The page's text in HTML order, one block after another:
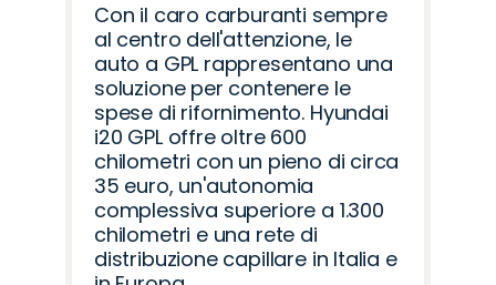
Con il caro carburanti sempre
al centro dell'attenzione, le
auto a GPL rappresentano una
soluzione per contenere le
spese di rifornimento. Hyundai
i20 GPL offre oltre 600
chilometri con un pieno di circa
35 euro, un'autonomia
complessiva superiore a 1.300
chilometri e una rete di
distribuzione capillare in Italia e